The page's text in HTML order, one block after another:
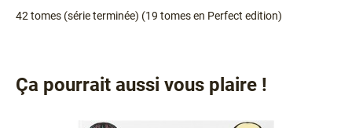
42 tomes (série terminée) (19 tomes en Perfect edition)
Ça pourrait aussi vous plaire !